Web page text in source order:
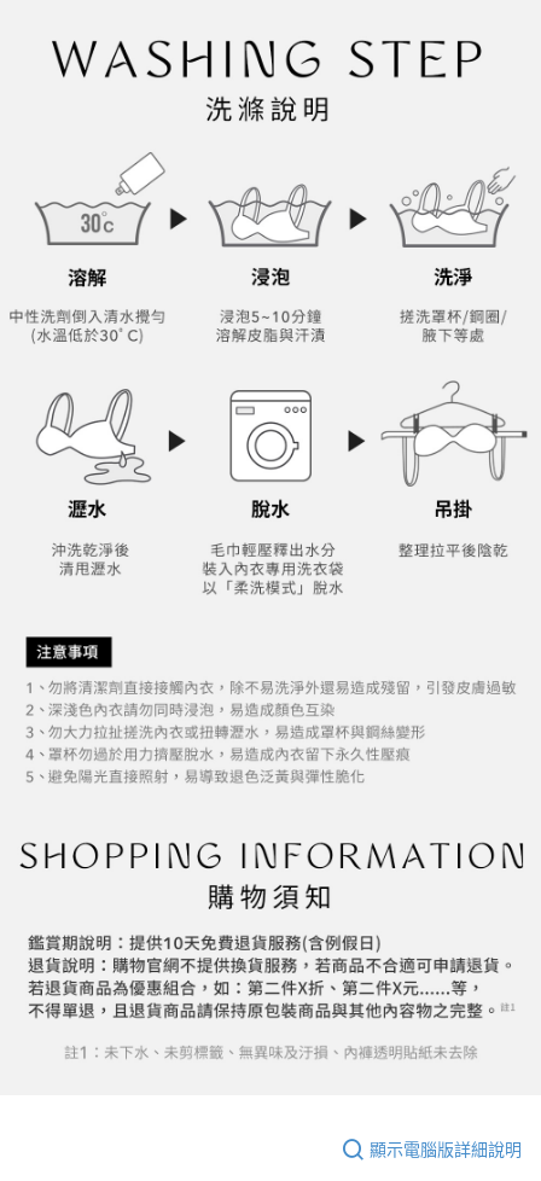
顯示電腦版詳細說明